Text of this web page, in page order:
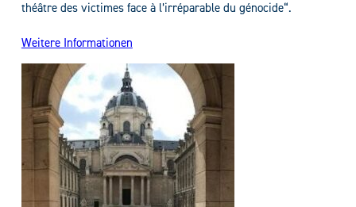
théâtre des victimes face à l’irréparable du génocide“.
Weitere Informationen